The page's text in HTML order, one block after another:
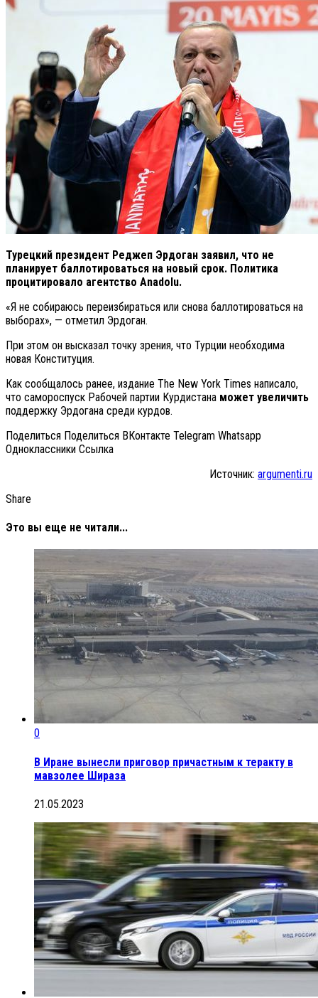
Турецкий президент Реджеп Эрдоган заявил, что не
планирует баллотироваться на новый срок. Политика
процитировало агентство Anadolu.
«Я не собираюсь переизбираться или снова баллотироваться на
выборах», — отметил Эрдоган.
При этом он высказал точку зрения, что Турции необходима
новая Конституция.
Как сообщалось ранее, издание The New York Times написало,
что самороспуск Рабочей партии Курдистана может увеличить
поддержку Эрдогана среди курдов.
Поделиться Поделиться ВКонтакте Telegram Whatsapp
Одноклассники Cсылка
Источник: argumenti.ru
Share
Это вы еще не читали...
0
В Иране вынесли приговор причастным к теракту в
мавзолее Шираза
21.05.2023